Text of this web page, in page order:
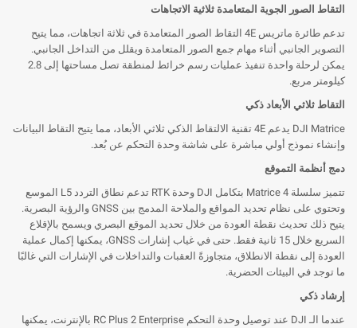
التقاط الصور الجوية المتعامدة ثلاثية الاتجاهات
تدعم طائرة ماتريس 4E التقاط الصور المتعامدة في ثلاثة اتجاهات، مما يتيح
التصوير الجانبي أثناء مهام جمع الصور المتعامدة ويقلل من التداخل الجانبي.
يمكن لرحلة واحدة تنفيذ عمليات رسم خرائط لمنطقة تصل مساحتها إلى 2.8
كيلومتر مربع.
التقاط ثلاثي الأبعاد ذكي
DJI Matrice يدعم 4E تقنية الالتقاط الذكي ثلاثي الأبعاد، مما يتيح التقاط البيانات
وإنشاء نموذج أولي مباشرة على شاشة وحدة التحكم عن بُعد.
دمج أنظمة التموقع
تتميز سلسلة Matrice 4 بتكامل DJI وحدة RTK تدعم نطاق التردد L5 الموسع
وتحتوي على نظام تحديد المواقع والملاحة المدمج بين GNSS والرؤية البصرية.
يتيح ذلك تحديث نقطة العودة من خلال تحديد الموقع البصري ويسمح بالإقلاع
السريع خلال 15 ثانية فقط. حتى في غياب إشارات GNSS، يمكنها إكمال عملية
العودة إلى نقطة الانطلاق، متجاوزةً العقبات والتداخلات في الإشارات التي غالبًا
ما توجد في البيئات الحضرية.
إرشاد ذكي
عندما الـ DJI عند توصيل وحدة التحكم RC Plus 2 Enterprise بالإنترنت، يمكنها